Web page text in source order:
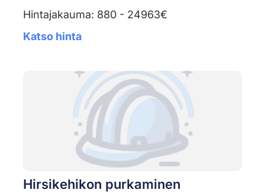
Hintajakauma: 880 - 24963€
Katso hinta
Hirsikehikon purkaminen